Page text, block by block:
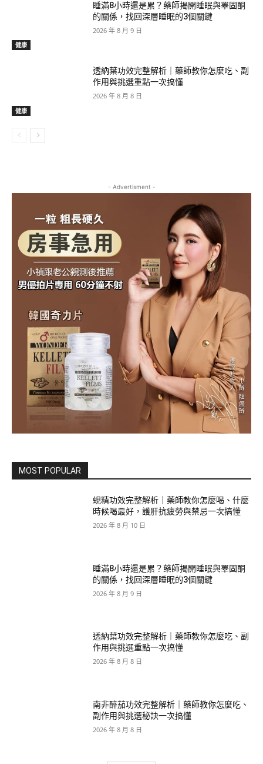
健康
睡滿8小時還是累？藥師揭開睡眠與睪固酮
的關係，找回深層睡眠的3個關鍵
2026 年 8 月 9 日
健康
透納葉功效完整解析｜藥師教你怎麼吃、副
作用與挑選重點一次搞懂
2026 年 8 月 8 日
- Advertisment -
MOST POPULAR
蜆精功效完整解析｜藥師教你怎麼喝、什麼
時候喝最好，護肝抗疲勞與禁忌一次搞懂
2026 年 8 月 10 日
睡滿8小時還是累？藥師揭開睡眠與睪固酮
的關係，找回深層睡眠的3個關鍵
2026 年 8 月 9 日
透納葉功效完整解析｜藥師教你怎麼吃、副
作用與挑選重點一次搞懂
2026 年 8 月 8 日
南非醉茄功效完整解析｜藥師教你怎麼吃、
副作用與挑選秘訣一次搞懂
2026 年 8 月 8 日